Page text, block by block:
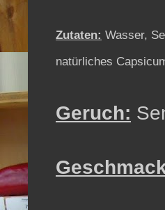
Zutaten: Wasser,
natürliches
Geruch: